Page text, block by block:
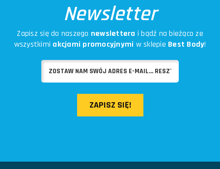
Newsletter
Zapisz się do naszego newslettera i bądź na bieżąco ze
wszystkimi akcjami promocyjnymi w sklepie Best Body!
ZAPISZ SIĘ!